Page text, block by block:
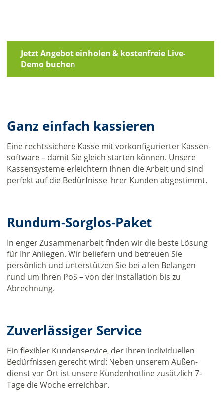
Jetzt Angebot einholen & kostenfreie Live-
Demo buchen
Ganz einfach kassieren
Eine rechtssichere Kasse mit vorkonfigurierter Kassen­
soft­ware – damit Sie gleich starten können. Unsere
Kassen­systeme erleichtern Ihnen die Arbeit und sind
perfekt auf die Bedürfnisse Ihrer Kunden abgestimmt.
Rundum-Sorglos-Paket
In enger Zusammenarbeit finden wir die beste Lösung
für Ihr Anliegen. Wir beliefern und betreuen Sie
persönlich und unterstützen Sie bei allen Belangen
rund um Ihren PoS – von der Installation bis zu
Abrechnung.
Zuverlässiger Service
Ein flexibler Kundenservice, der Ihren individuellen
Bedürfnissen gerecht wird: Neben unserem Außen­
dienst vor Ort ist unsere Kundenhotline zusätzlich 7-
Tage die Woche erreichbar.